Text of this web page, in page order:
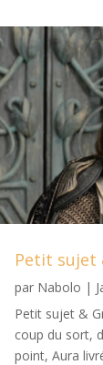
Petit sujet
par Nabolo |
Petit sujet &
coup du sort,
point, Aura